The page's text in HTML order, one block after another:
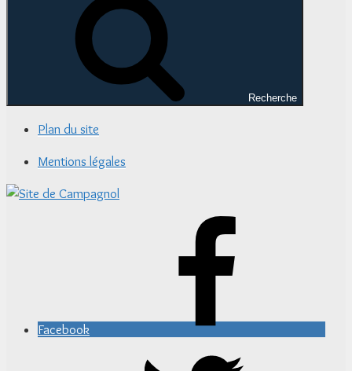
Recherche
Plan du site
Mentions légales
Facebook